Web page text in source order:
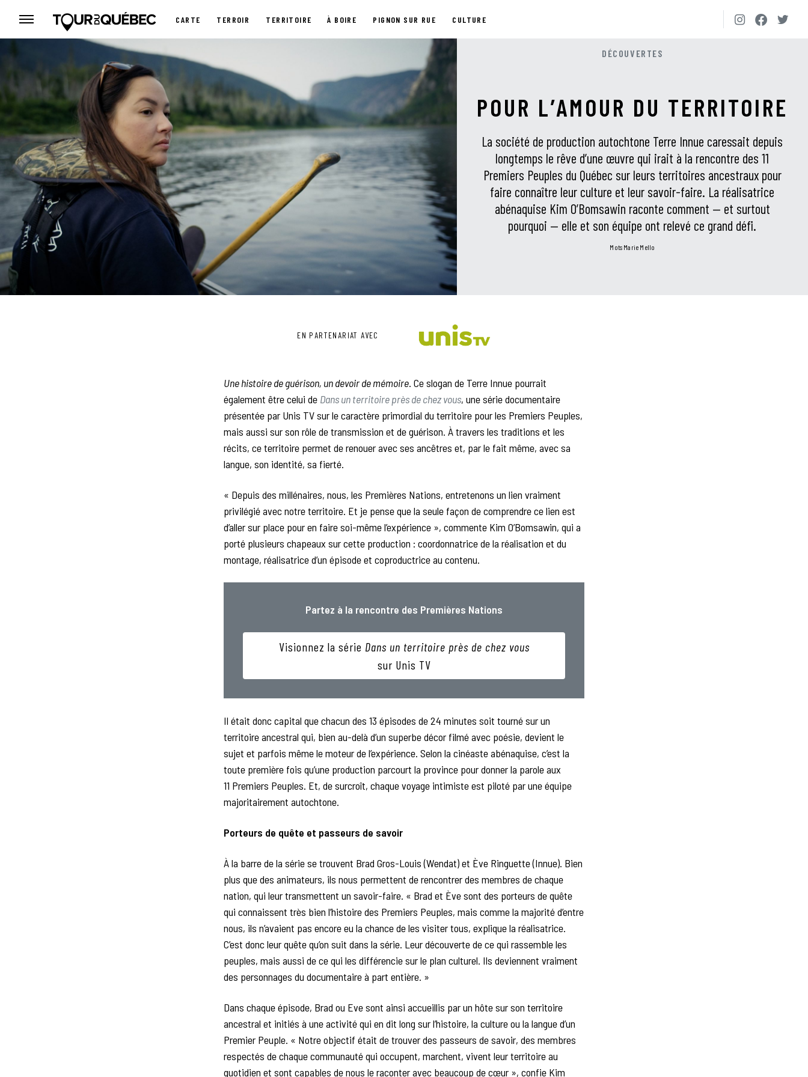
CARTE TERROIR TERRITOIRE À BOIRE PIGNON SUR RUE CULTURE
DÉCOUVERTES
POUR L’AMOUR DU TERRITOIRE
La société de production autochtone Terre Innue caressait depuis
longtemps le rêve d’une œuvre qui irait à la rencontre des 11
Premiers Peuples du Québec sur leurs territoires ancestraux pour
faire connaître leur culture et leur savoir-faire. La réalisatrice
abénaquise Kim O’Bomsawin raconte comment — et surtout
pourquoi — elle et son équipe ont relevé ce grand défi.
mots Marie Mello
EN PARTENARIAT AVEC
Une histoire de guérison, un devoir de mémoire. Ce slogan de Terre Innue pourrait
également être celui de Dans un territoire près de chez vous, une série documentaire
présentée par Unis TV sur le caractère primordial du territoire pour les Premiers Peuples,
mais aussi sur son rôle de transmission et de guérison. À travers les traditions et les
récits, ce territoire permet de renouer avec ses ancêtres et, par le fait même, avec sa
langue, son identité, sa fierté.
« Depuis des millénaires, nous, les Premières Nations, entretenons un lien vraiment
privilégié avec notre territoire. Et je pense que la seule façon de comprendre ce lien est
d’aller sur place pour en faire soi-même l’expérience », commente Kim O’Bomsawin, qui a
porté plusieurs chapeaux sur cette production : coordonnatrice de la réalisation et du
montage, réalisatrice d’un épisode et coproductrice au contenu.
Partez à la rencontre des Premières Nations
Visionnez la série Dans un territoire près de chez vous
sur Unis TV
Il était donc capital que chacun des 13 épisodes de 24 minutes soit tourné sur un
territoire ancestral qui, bien au-delà d’un superbe décor filmé avec poésie, devient le
sujet et parfois même le moteur de l’expérience. Selon la cinéaste abénaquise, c’est la
toute première fois qu’une production parcourt la province pour donner la parole aux
11 Premiers Peuples. Et, de surcroît, chaque voyage intimiste est piloté par une équipe
majoritairement autochtone.
Porteurs de quête et passeurs de savoir
À la barre de la série se trouvent Brad Gros-Louis (Wendat) et Ève Ringuette (Innue). Bien
plus que des animateurs, ils nous permettent de rencontrer des membres de chaque
nation, qui leur transmettent un savoir-faire. « Brad et Ève sont des porteurs de quête
qui connaissent très bien l’histoire des Premiers Peuples, mais comme la majorité d’entre
nous, ils n’avaient pas encore eu la chance de les visiter tous, explique la réalisatrice.
C’est donc leur quête qu’on suit dans la série. Leur découverte de ce qui rassemble les
peuples, mais aussi de ce qui les différencie sur le plan culturel. Ils deviennent vraiment
des personnages du documentaire à part entière. »
Dans chaque épisode, Brad ou Eve sont ainsi accueillis par un hôte sur son territoire
ancestral et initiés à une activité qui en dit long sur l’histoire, la culture ou la langue d’un
Premier Peuple. « Notre objectif était de trouver des passeurs de savoir, des membres
respectés de chaque communauté qui occupent, marchent, vivent leur territoire au
quotidien et sont capables de nous le raconter avec beaucoup de cœur », confie Kim